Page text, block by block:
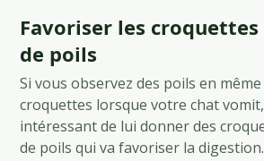
Favoriser les
de poils
Si vous observez des poils en
croquettes lorsque votre chat
intéressant de lui donner des
de poils qui va favoriser la digestion.